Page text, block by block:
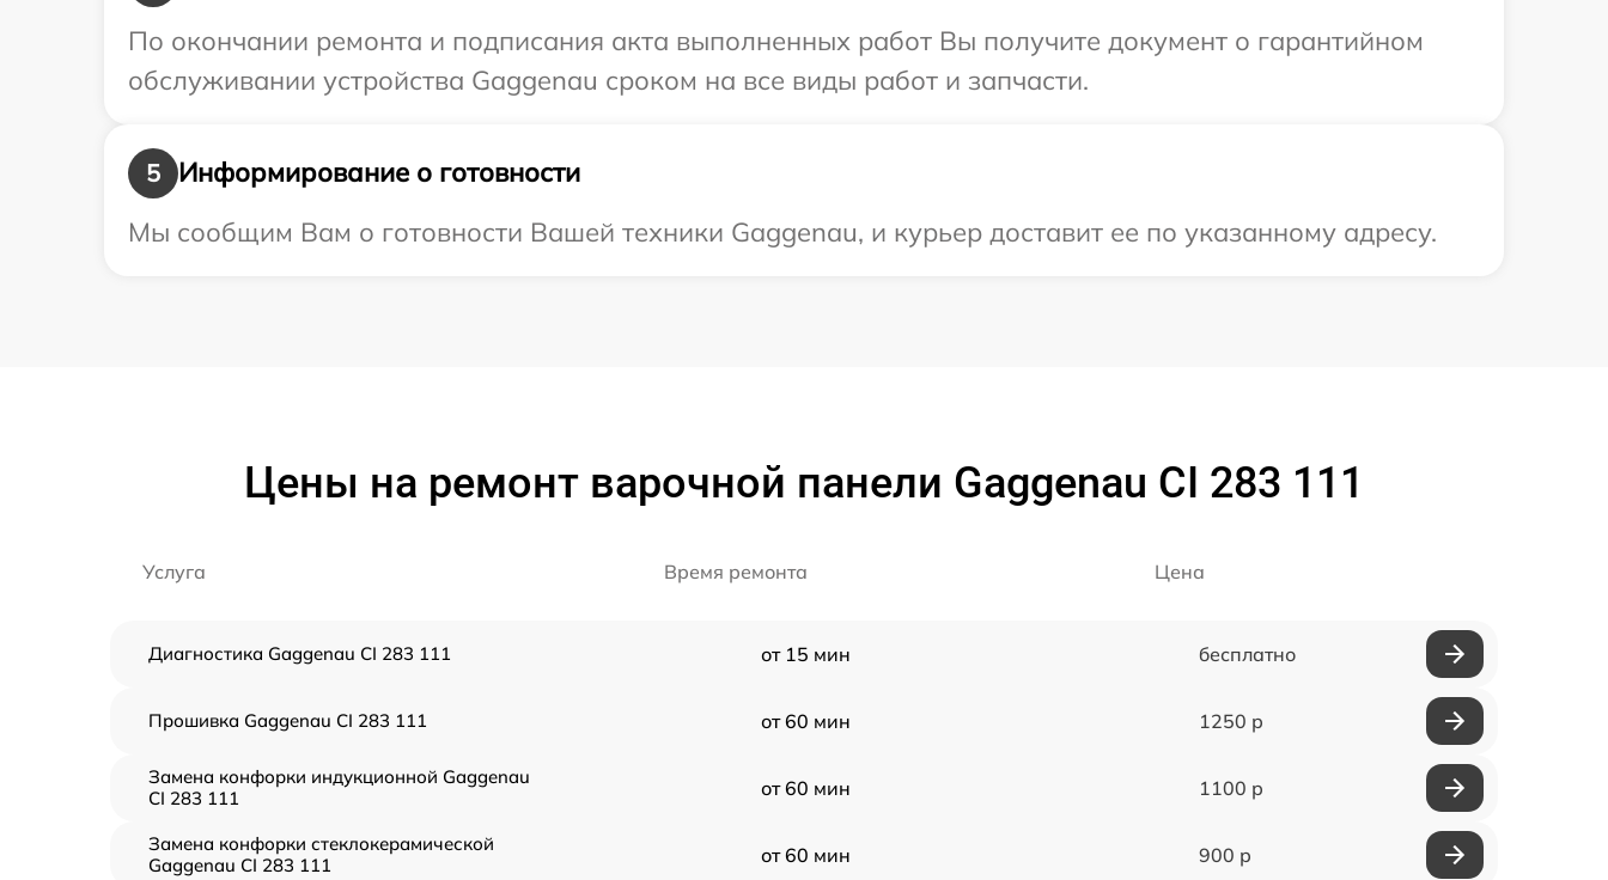
По окончании ремонта и подписания акта выполненных работ Вы получите документ о гарантийном
обслуживании устройства Gaggenau сроком на все виды работ и запчасти.
5
Информирование о готовности
Мы сообщим Вам о готовности Вашей техники Gaggenau, и курьер доставит ее по указанному адресу.
Цены на ремонт варочной панели Gaggenau CI 283 111
Услуга Время ремонта Цена
Диагностика Gaggenau CI 283 111 от 15 мин бесплатно
Прошивка Gaggenau CI 283 111 от 60 мин 1250 р
Замена конфорки индукционной Gaggenau
CI 283 111
от 60 мин 1100 р
Замена конфорки стеклокерамической
Gaggenau CI 283 111
от 60 мин 900 р